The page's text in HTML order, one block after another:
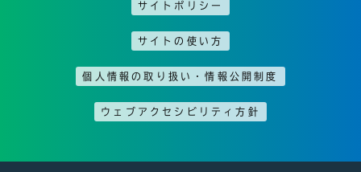
サイトポリシー
サイトの使い方
個人情報の取り扱い・情報公開制度
ウェブアクセシビリティ方針